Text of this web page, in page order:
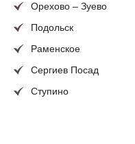
Разновидности
каскадные,
Орехово – Зуево
Подольск
Раменское
Сергиев Посад
Ступино